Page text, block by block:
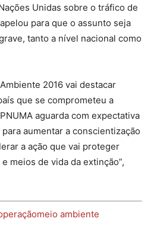
Unidas sobre o tráfico de
para que o assunto seja
tanto a nível nacional como
2016 vai destacar
que se comprometeu a
aguarda com expectativa
aumentar a conscientização
a ação que vai proteger
meios de vida da extinção”,
meio ambiente